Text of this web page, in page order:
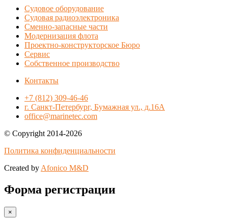
Судовое оборудование
Судовая радиоэлектроника
Сменно-запасные части
Модернизация флота
Проектно-конструкторское Бюро
Сервис
Собственное производство
Контакты
+7 (812) 309-46-46
г. Санкт-Петербург, Бумажная ул., д.16А
office@marinetec.com
© Copyright 2014-2026
Политика конфиденциальности
Created by Afonico M&D
Форма регистрации
×